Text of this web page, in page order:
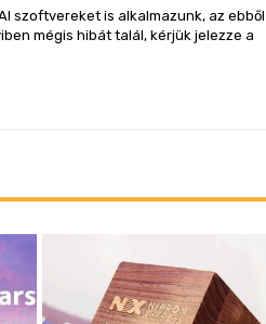
szoftvereket is alkalmazunk, az ebből
mégis hibát talál, kérjük jelezze a